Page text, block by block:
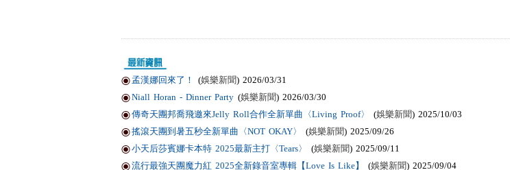
孟漢娜回來了！ (娛樂新聞) 2026/03/31
Niall Horan - Dinner Party (娛樂新聞) 2026/03/30
傳奇天團邦喬飛邀來Jelly Roll合作全新單曲〈Living Proof〉
(娛樂新聞) 2025/10/03
搖滾天團到暑五秒全新單曲〈NOT OKAY〉
(娛樂新聞) 2025/09/26
小天后莎賓娜卡本特 2025最新主打〈Tears〉
(娛樂新聞) 2025/09/11
流行最強天團魔力紅 2025全新錄音室專輯【Love Is Like】
(娛樂新聞) 2025/09/04